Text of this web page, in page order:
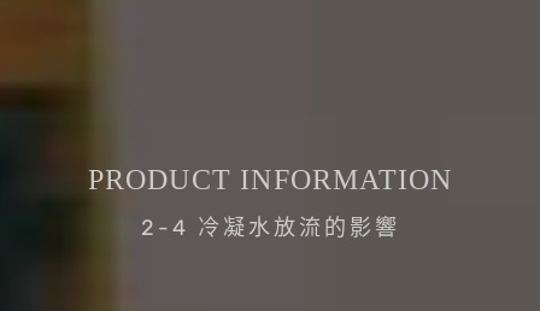
PRODUCT INFORMATION
2-4 冷凝水放流的影響